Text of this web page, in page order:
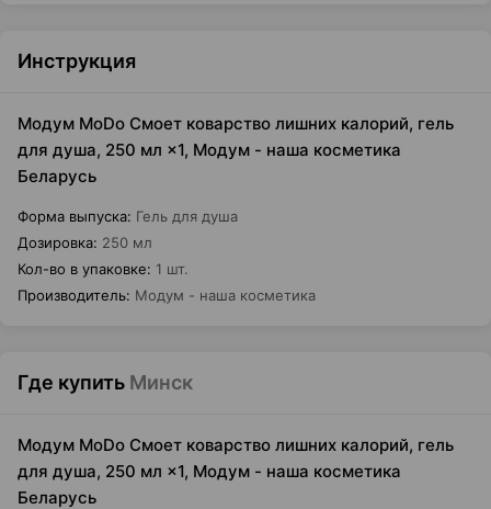
Инструкция
Модум MoDo Смоет коварство лишних калорий, гель
для душа, 250 мл ×1, Модум - наша косметика
Беларусь
Форма выпуска: Гель для душа
Дозировка: 250 мл
Кол-во в упаковке: 1 шт.
Производитель: Модум - наша косметика
Где купить Минск
Модум MoDo Смоет коварство лишних калорий, гель
для душа, 250 мл ×1, Модум - наша косметика
Беларусь